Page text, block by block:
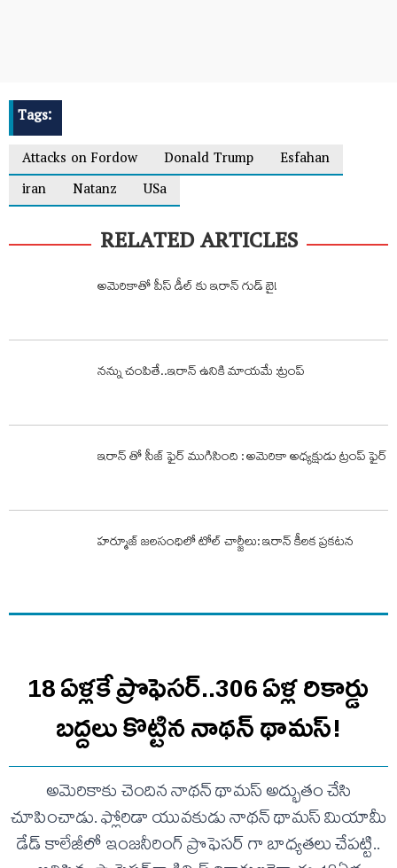
Tags:
Attacks on Fordow
Donald Trump
Esfahan
iran
Natanz USa
RELATED ARTICLES
అమెరికాతో పీస్ డీల్ కు ఇరాన్ గుడ్ బై!
నన్ను చంపితే..ఇరాన్ ఉనికి మాయమే :ట్రంప్
ఇరాన్ తో సీజ్ ఫైర్ ముగిసింది : అమెరికా అధ్యక్షుడు ట్రంప్ ఫైర్
హర్మూజ్ జలసంధిలో టోల్ చార్జీలు: ఇరాన్ కీలక ప్రకటన
18 ఏళ్లకే ప్రొఫెసర్‌..306 ఏళ్ల రికార్డు
బద్దలు కొట్టిన నాథన్ థామస్!
అమెరికాకు చెందిన నాథన్ థామస్ అద్భుతం చేసి
చూపించాడు. ఫ్లోరిడా యువకుడు నాథన్ థామస్ మియామీ
డేడ్ కాలేజీలో ఇంజనీరింగ్ ప్రొఫెసర్ గా బాధ్యతలు చేపట్టి..